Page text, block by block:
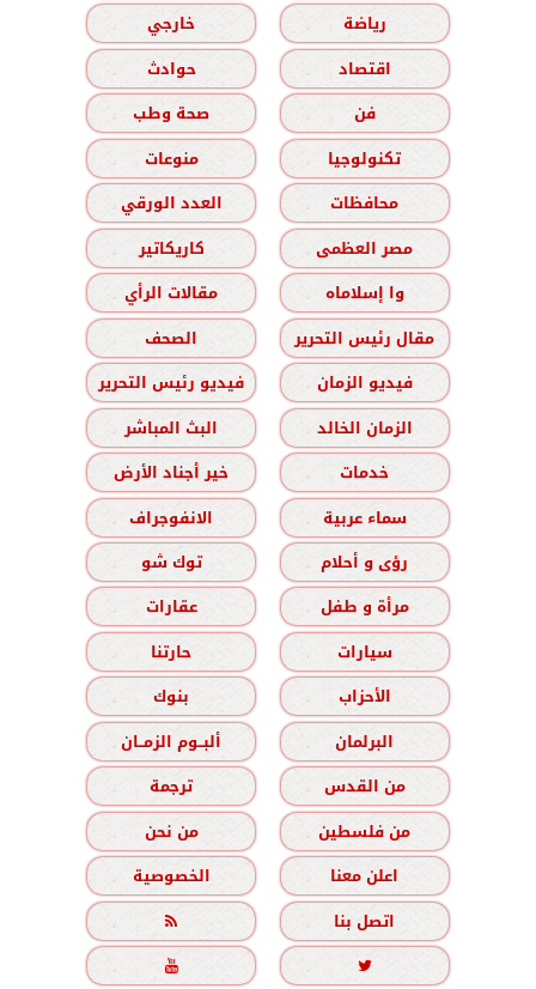
رياضة
خارجي
اقتصاد
حوادث
فن
صحة وطب
تكنولوجيا
منوعات
محافظات
العدد الورقي
مصر العظمى
كاريكاتير
وا إسلاماه
مقالات الرأي
مقال رئيس التحرير
الصحف
فيديو الزمان
فيديو رئيس التحرير
الزمان الخالد
البث المباشر
خدمات
خير أجناد الأرض
سماء عربية
الانفوجراف
رؤى و أحلام
توك شو
مرأة و طفل
عقارات
سيارات
حارتنا
الأحزاب
بنوك
البرلمان
ألبــوم الزمــان
من القدس
ترجمة
من فلسطين
من نحن
اعلن معنا
الخصوصية
اتصل بنا


